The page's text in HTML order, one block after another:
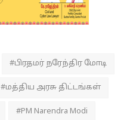
#பிரதமர் நரேந்திர மோடி
#மத்திய அரசு திட்டங்கள்
#PM Narendra Modi